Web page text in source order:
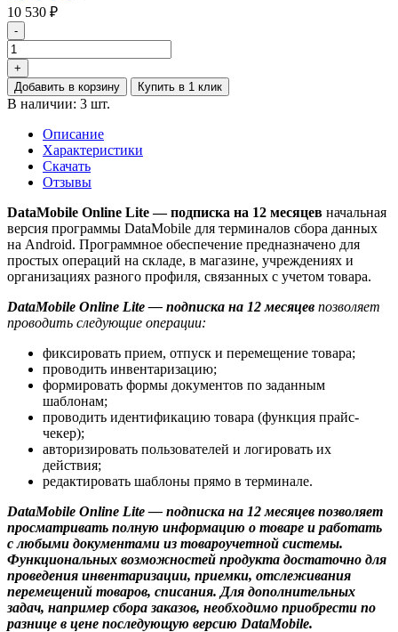
10 530 ₽
-
+
Добавить в корзину
Купить в 1 клик
В наличии: 3 шт.
Описание
Характеристики
Скачать
Отзывы
DataMobile Online Lite — подписка на 12 месяцев начальная
версия программы DataMobile для терминалов сбора данных
на Android. Программное обеспечение предназначено для
простых операций на складе, в магазине, учреждениях и
организациях разного профиля, связанных с учетом товара.
DataMobile Online Lite — подписка на 12 месяцев позволяет
проводить следующие операции:
фиксировать прием, отпуск и перемещение товара;
проводить инвентаризацию;
формировать формы документов по заданным
шаблонам;
проводить идентификацию товара (функция прайс-
чекер);
авторизировать пользователей и логировать их
действия;
редактировать шаблоны прямо в терминале.
DataMobile Online Lite — подписка на 12 месяцев позволяет
просматривать полную информацию о товаре и работать
с любыми документами из товароучетной системы.
Функциональных возможностей продукта достаточно для
проведения инвентаризации, приемки, отслеживания
перемещений товаров, списания. Для дополнительных
задач, например сбора заказов, необходимо приобрести по
разнице в цене последующую версию DataMobile.